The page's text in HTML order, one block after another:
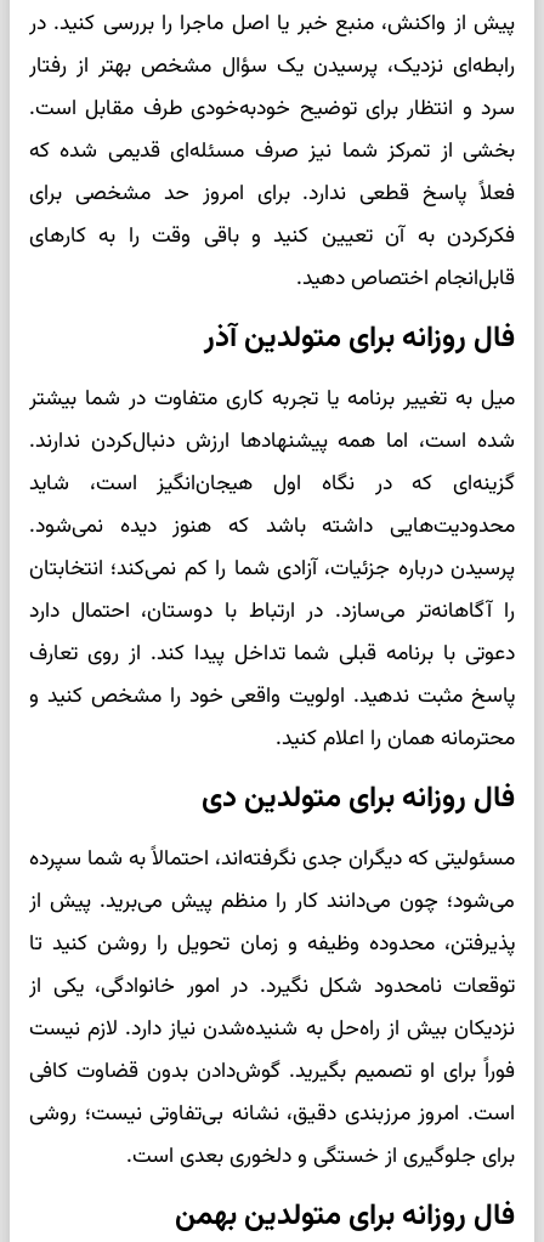
پیش از واکنش، منبع خبر یا اصل ماجرا را بررسی کنید. در
رابطه‌ای نزدیک، پرسیدن یک سؤال مشخص بهتر از رفتار
سرد و انتظار برای توضیح خودبه‌خودی طرف مقابل است.
بخشی از تمرکز شما نیز صرف مسئله‌ای قدیمی شده که
فعلاً پاسخ قطعی ندارد. برای امروز حد مشخصی برای
فکرکردن به آن تعیین کنید و باقی وقت را به کارهای
قابل‌انجام اختصاص دهید.
فال روزانه برای متولدین آذر
میل به تغییر برنامه یا تجربه کاری متفاوت در شما بیشتر
شده است، اما همه پیشنهادها ارزش دنبال‌کردن ندارند.
گزینه‌ای که در نگاه اول هیجان‌انگیز است، شاید
محدودیت‌هایی داشته باشد که هنوز دیده نمی‌شود.
پرسیدن درباره جزئیات، آزادی شما را کم نمی‌کند؛ انتخابتان
را آگاهانه‌تر می‌سازد. در ارتباط با دوستان، احتمال دارد
دعوتی با برنامه قبلی شما تداخل پیدا کند. از روی تعارف
پاسخ مثبت ندهید. اولویت واقعی خود را مشخص کنید و
محترمانه همان را اعلام کنید.
فال روزانه برای متولدین دی
مسئولیتی که دیگران جدی نگرفته‌اند، احتمالاً به شما سپرده
می‌شود؛ چون می‌دانند کار را منظم پیش می‌برید. پیش از
پذیرفتن، محدوده وظیفه و زمان تحویل را روشن کنید تا
توقعات نامحدود شکل نگیرد. در امور خانوادگی، یکی از
نزدیکان بیش از راه‌حل به شنیده‌شدن نیاز دارد. لازم نیست
فوراً برای او تصمیم بگیرید. گوش‌دادن بدون قضاوت کافی
است. امروز مرزبندی دقیق، نشانه بی‌تفاوتی نیست؛ روشی
برای جلوگیری از خستگی و دلخوری بعدی است.
فال روزانه برای متولدین بهمن